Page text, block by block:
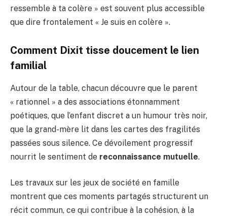
ressemble à ta colère » est souvent plus accessible
que dire frontalement « Je suis en colère ».
Comment Dixit tisse doucement le lien
familial
Autour de la table, chacun découvre que le parent
« rationnel » a des associations étonnamment
poétiques, que l’enfant discret a un humour très noir,
que la grand-mère lit dans les cartes des fragilités
passées sous silence. Ce dévoilement progressif
nourrit le sentiment de reconnaissance mutuelle.
Les travaux sur les jeux de société en famille
montrent que ces moments partagés structurent un
récit commun, ce qui contribue à la cohésion, à la